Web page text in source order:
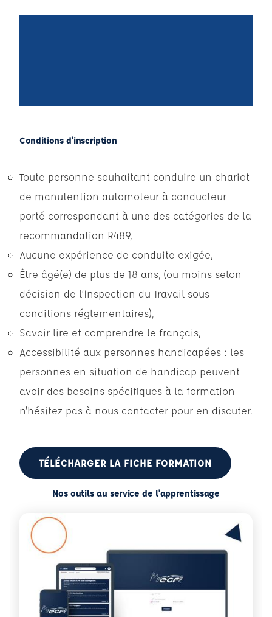
Conditions d'inscription
Toute personne souhaitant conduire un chariot
de manutention automoteur à conducteur
porté correspondant à une des catégories de la
recommandation R489,
Aucune expérience de conduite exigée,
Être âgé(e) de plus de 18 ans, (ou moins selon
décision de l’Inspection du Travail sous
conditions réglementaires),
Savoir lire et comprendre le français,
Accessibilité aux personnes handicapées : les
personnes en situation de handicap peuvent
avoir des besoins spécifiques à la formation
n’hésitez pas à nous contacter pour en discuter.
TÉLÉCHARGER LA FICHE FORMATION
Nos outils au service de l'apprentissage